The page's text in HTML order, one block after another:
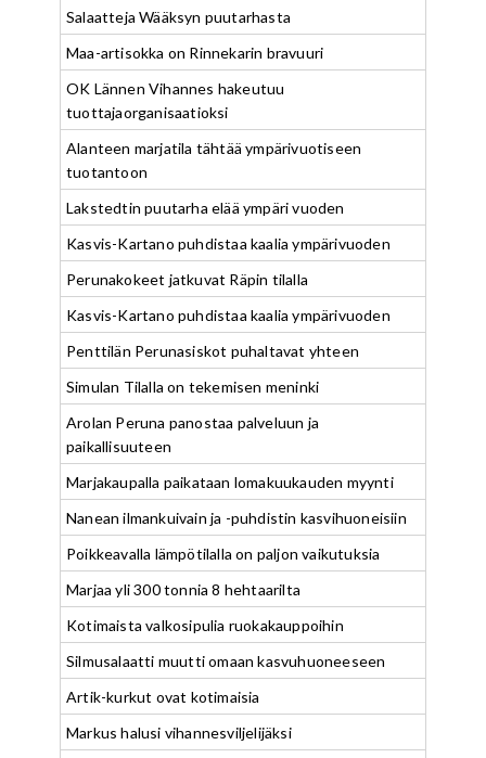
Salaatteja Wääksyn puutarhasta
Maa-artisokka on Rinnekarin bravuuri
OK Lännen Vihannes hakeutuu
tuottajaorganisaatioksi
Alanteen marjatila tähtää ympärivuotiseen
tuotantoon
Lakstedtin puutarha elää ympäri vuoden
Kasvis-Kartano puhdistaa kaalia ympärivuoden
Perunakokeet jatkuvat Räpin tilalla
Kasvis-Kartano puhdistaa kaalia ympärivuoden
Penttilän Perunasiskot puhaltavat yhteen
Simulan Tilalla on tekemisen meninki
Arolan Peruna panostaa palveluun ja
paikallisuuteen
Marjakaupalla paikataan lomakuukauden myynti
Nanean ilmankuivain ja -puhdistin kasvihuoneisiin
Poikkeavalla lämpötilalla on paljon vaikutuksia
Marjaa yli 300 tonnia 8 hehtaarilta
Kotimaista valkosipulia ruokakauppoihin
Silmusalaatti muutti omaan kasvuhuoneeseen
Artik-kurkut ovat kotimaisia
Markus halusi vihannesviljelijäksi